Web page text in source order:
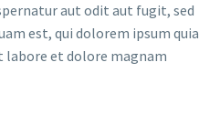
aut odit aut fugit, sed
est, qui dolorem ipsum quia
labore et dolore magnam